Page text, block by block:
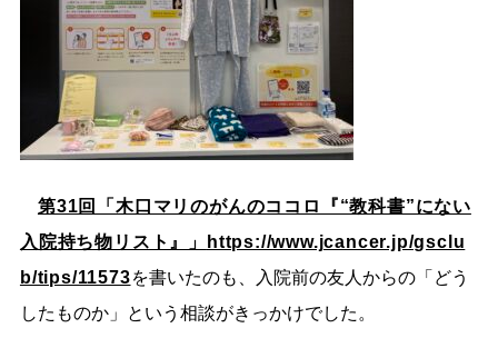
第31回「木口マリのがんのココロ『“教科書”にない
入院持ち物リスト』」
https://www.jcancer.jp/gsclu
b/tips/11573を書いたのも、入院前の友人からの「どう
したものか」という相談がきっかけでした。